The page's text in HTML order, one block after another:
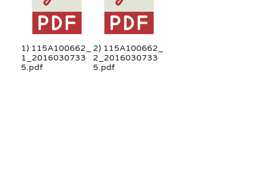
1) 115A100662_
1_2016030733
5.pdf
2) 115A100662_
2_2016030733
5.pdf